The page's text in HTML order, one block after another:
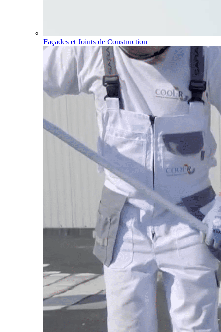
Façades et Joints de Construction